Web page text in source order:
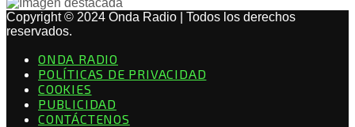
Copyright © 2024 Onda Radio | Todos los derechos
reservados.
ONDA RADIO
POLÍTICAS DE PRIVACIDAD
COOKIES
PUBLICIDAD
CONTÁCTENOS